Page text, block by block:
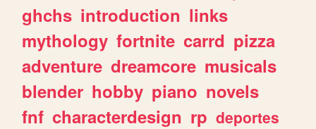
ghchs introduction links
mythology fortnite carrd pizza
adventure dreamcore musicals
blender hobby piano novels
fnf characterdesign rp deportes